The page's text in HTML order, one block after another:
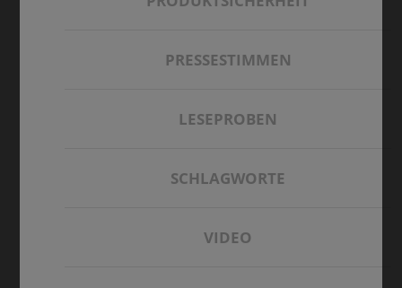
PRESSESTIMMEN
LESEPROBEN
SCHLAGWORTE
VIDEO